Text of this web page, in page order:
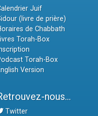
Juif
(livre de prière)
de Chabbath
Torah-Box
Torah-Box
Version
nous...
Twitter